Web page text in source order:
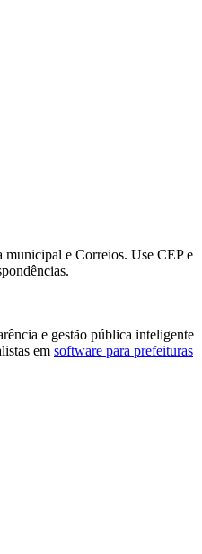
municipal e Correios. Use CEP e
e gestão pública inteligente
em software para prefeituras